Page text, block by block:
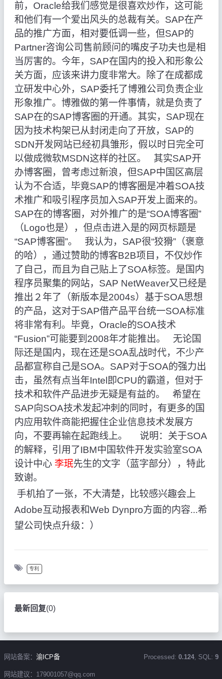
前，Oracle给我们感觉是很喜欢炒作，这可能
和他们有一个爱出风头的总裁有关。SAP在产
品的推广方面，相对要低调一些，但SAP的
Partner咨询公司售前顾问的嘴皮子功夫也是相
当厉害的。今年，SAP在国内的投入和形象公
关方面，应该来讲力度非常大。除了在成都成
立研发中心外，SAP委托了博雅公司负责企业
形象推广。博雅做的第一件事情，就是负责了
SAP在的SAP博客圈的开通。其实，SAP现在
因为技术构架已从封闭走向了开放，SAP的
SDN开发网站已经初具雏形，假以时日完全可
以做成微软MSDN这样的社区。 其实SAP开
办博客圈，曾考虑过新浪，但SAP中国区高层
认为不合适，毕竟SAP的博客圈是冲着SOA技
术推广和吸引程序员加入SAP开发上面来的。
SAP在的博客圈，对外推广的是“SOA博客圈”
（Logo也是），但点击进入是的网页标题是
“SAP博客圈”。 我认为，SAP很“狡猾”（褒意
的哈），通过赞助的博客B2B项目，不仅炒作
了自己，而且为自己贴上了SOA标签。是国内
程序员聚集的网站，SAP NetWeaver又已经是
推出２年了（新版本是2004s）基于SOA思想
的产品，这对于SAP借产品平台统一SOA标准
将非常有利。毕竟，Oracle的SOA技术
“Fusion”可能要到2008年才能推出。 无论国
际还是国内，现在还是SOA乱战时代，不少产
品都宣称自己是SOA。SAP对于SOA的强力出
击，虽然有点当年Intel即CPU的霸道，但对于
技术和软件产品进步无疑是有益的。 希望在
SAP向SOA技术发起冲刺的同时，有更多的国
内应用软件商能把握住企业信息技术发展方
向，不要再输在起跑线上。 说明：关于SOA
的解释，引用了IBM中国软件开发实验室SOA
设计中心 李珉先生的文字（蓝字部分），特此
致谢。
手机拍了一张，不大清楚，比较感兴趣会上
Adobe互动报表和Web Dynpro方面的内容...希
望公司快点升级：）
专利
最新回复(0)
网站备案： 渝ICP备
网站建议：179001057@qq.com
Processed: 0.124, SQL: 9